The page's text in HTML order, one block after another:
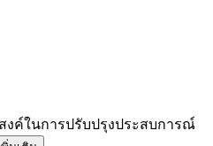
งค์ในการปรับปรุงประสบการณ์